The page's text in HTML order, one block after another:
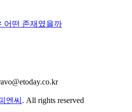
어떤 존재였을까
엔씨 . All rights reserved